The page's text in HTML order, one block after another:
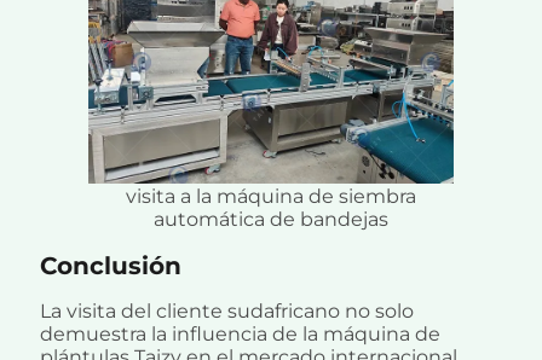
visita a la máquina de siembra
automática de bandejas
Conclusión
La visita del cliente sudafricano no solo
demuestra la influencia de la máquina de